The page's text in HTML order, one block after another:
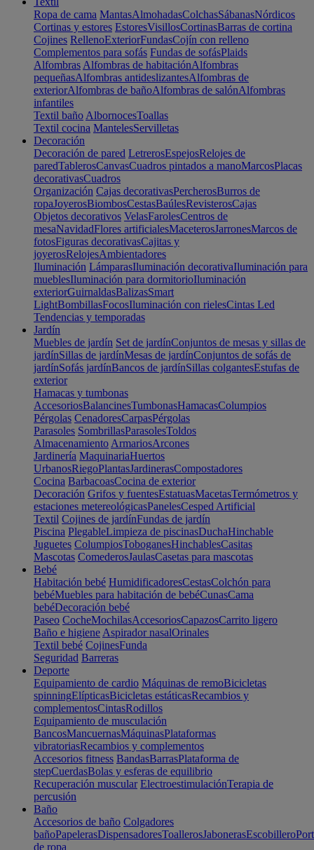
Ropa de cama MantasAlmohadasColchasSábanasNórdicos
Cortinas y estores EstoresVisillosCortinasBarras de cortina
Cojines RellenoExteriorFundasCojín con relleno
Complementos para sofás Fundas de sofásPlaids
Alfombras Alfombras de habitaciónAlfombras
pequeñasAlfombras antideslizantesAlfombras de
exteriorAlfombras de bañoAlfombras de salónAlfombras
infantiles
Textil baño AlbornocesToallas
Textil cocina MantelesServilletas
Decoración
Decoración de pared LetrerosEspejosRelojes de
paredTablerosCanvasCuadros pintados a manoMarcosPlacas
decorativasCuadros
Organización Cajas decorativasPercherosBurros de
ropaJoyerosBiombosCestasBaúlesRevisterosCajas
Objetos decorativos VelasFarolesCentros de
mesaNavidadFlores artificialesMaceterosJarronesMarcos de
fotosFiguras decorativasCajitas y
joyerosRelojesAmbientadores
Iluminación LámparasIluminación decorativaIluminación para
mueblesIluminación para dormitorioIluminación
exteriorGuirnaldasBalizasSmart
LightBombillasFocosIluminación con rielesCintas Led
Tendencias y temporadas
Jardín
Muebles de jardín Set de jardínConjuntos de mesas y sillas de
jardínSillas de jardínMesas de jardínConjuntos de sofás de
jardínSofás jardínBancos de jardínSillas colgantesEstufas de
exterior
Hamacas y tumbonas
AccesoriosBalancinesTumbonasHamacasColumpios
Pérgolas CenadoresCarpasPérgolas
Parasoles SombrillasParasolesToldos
Almacenamiento ArmariosArcones
Jardinería MaquinariaHuertos
UrbanosRiegoPlantasJardinerasCompostadores
Cocina BarbacoasCocina de exterior
Decoración Grifos y fuentesEstatuasMacetasTermómetros y
estaciones metereológicasPanelesCesped Artificial
Textil Cojines de jardínFundas de jardín
Piscina PlegableLimpieza de piscinasDuchaHinchable
Juguetes ColumpiosToboganesHinchablesCasitas
Mascotas ComederosJaulasCasetas para mascotas
Bebé
Habitación bebé HumidificadoresCestasColchón para
bebéMuebles para habitación de bebéCunasCama
bebéDecoración bebé
Paseo CocheMochilasAccesoriosCapazosCarrito ligero
Baño e higiene Aspirador nasalOrinales
Textil bebé CojinesFunda
Seguridad Barreras
Deporte
Equipamiento de cardio Máquinas de remoBicicletas
spinningElípticasBicicletas estáticasRecambios y
complementosCintasRodillos
Equipamiento de musculación
BancosMancuernasMáquinasPlataformas
vibratoriasRecambios y complementos
Accesorios fitness BandasBarrasPlataforma de
stepCuerdasBolas y esferas de equilibrio
Recuperación muscular ElectroestimulaciónTerapia de
percusión
Baño
Accesorios de baño Colgadores
bañoPapelerasDispensadoresToallerosJabonerasEscobillero
de ropa